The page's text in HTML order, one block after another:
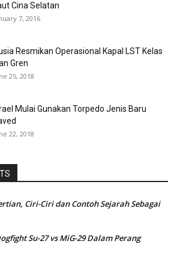
Cina Selatan
7, 2016
Resmikan Operasional Kapal LST Kelas
Gren
25, 2018
Mulai Gunakan Torpedo Jenis Baru
22, 2018
Ciri-Ciri dan Contoh Sejarah Sebagai
Su-27 vs MiG-29 Dalam Perang